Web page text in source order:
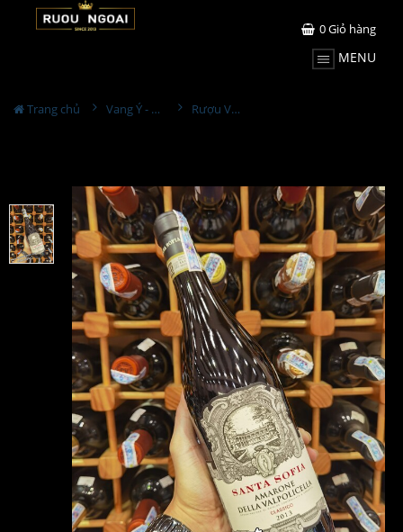
0Giỏ hàng
MENU
Trang chủ Vang Ý - Italia Rượu Vang Santa Sofia Amarone Della Valpolicella